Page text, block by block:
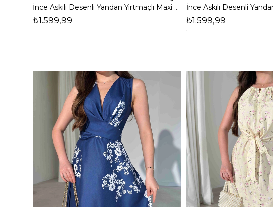
İnce Askılı Desenli Yandan Yırtmaçlı Maxi Boy Madonna Kadın Elbise 26Y426
₺1.599,99 ₺1.599,99